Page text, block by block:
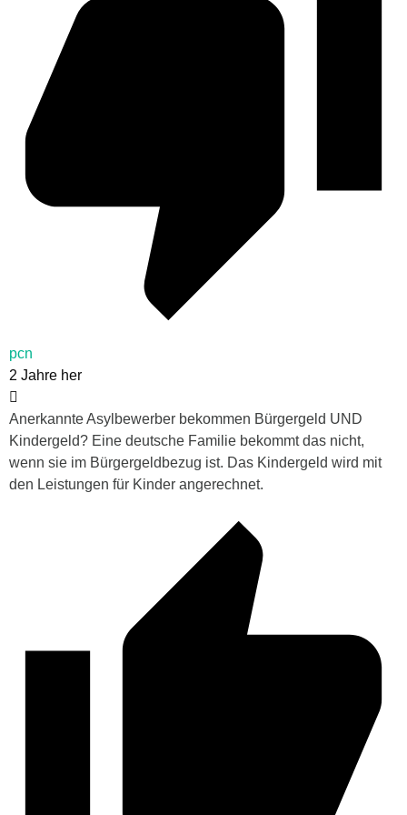
pcn
2 Jahre her
Anerkannte Asylbewerber bekommen Bürgergeld UND
Kindergeld? Eine deutsche Familie bekommt das nicht,
wenn sie im Bürgergeldbezug ist. Das Kindergeld wird mit
den Leistungen für Kinder angerechnet.